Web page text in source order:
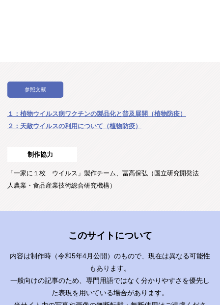
参照文献
１：植物ウイルス病ワクチンの製品化と普及展開（植物防疫）
２：天敵ウイルスの利用について（植物防疫）
制作協力
「一家に１枚 ウイルス」製作チーム、冨高保弘（国立研究開発法
人農業・食品産業技術総合研究機構）
このサイトについて
内容は制作時（令和5年4月公開）のもので、現在は異なる可能性
もあります。
一般向けの記事のため、専門用語ではなく分かりやすさを優先し
た表現を用いている場合があります。